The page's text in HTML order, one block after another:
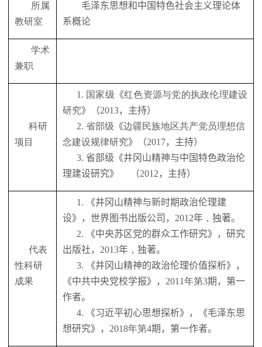
所属
教研室
毛泽东思想和中国特色社会主义理论体
系概论
学术
兼职
科研
项目
1. 国家级 《红色资源与党的执政伦理建设
研究》（2013，主持）
2. 省部级 《边疆民族地区共产党员理想信
念建设规律研究》 （2017，主持）
3. 省部级《井冈山精神与中国特色政治伦
理建设研究》 （2012 ，主持）
代表
性科研
成果
1. 《井冈山精神与新时期政治伦理建
设》， 世界图书出版公司 ， 2012年 ， 独著。
2. 《中央苏区党的群众工作研究》， 研究
出版社 ， 2013年 ， 独著。
3. 《井冈山精神的政治伦理价值探析》，
《中共中央党校学报》， 2011年第3期，第一
作者。
4. 《习近平初心思想探析》，《毛泽东思
想研究》， 2018年第4期，第一作者。